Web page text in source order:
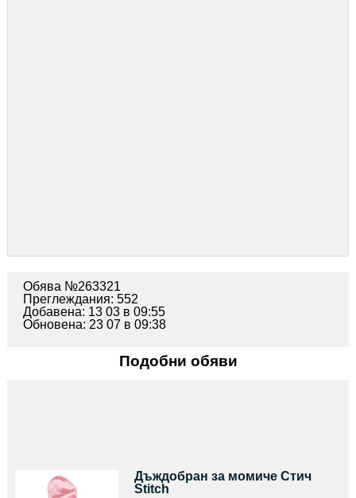
Обява №263321
Преглеждания: 552
Добавена: 13 03 в 09:55
Обновена: 23 07 в 09:38
Подобни обяви
Дъждобран за момиче Стич
Stitch